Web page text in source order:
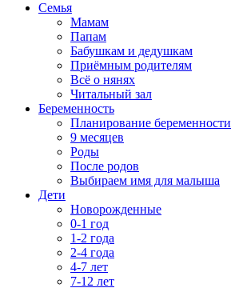
Семья
Мамам
Папам
Бабушкам и дедушкам
Приёмным родителям
Всё о нянях
Читальный зал
Беременность
Планирование беременности
9 месяцев
Роды
После родов
Выбираем имя для малыша
Дети
Новорожденные
0-1 год
1-2 года
2-4 года
4-7 лет
7-12 лет